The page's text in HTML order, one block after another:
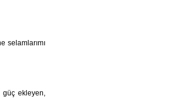
selamlarımı
güç ekleyen,